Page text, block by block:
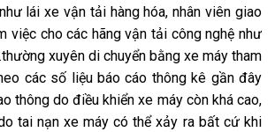
lái xe vận tải hàng hóa, nhân viên giao
việc cho các hãng vận tải công nghệ như
xuyên di chuyển bằng xe máy tham
các số liệu báo cáo thông kê gần đây
thông do điều khiển xe máy còn khá cao,
tai nạn xe máy có thể xảy ra bất cứ khi